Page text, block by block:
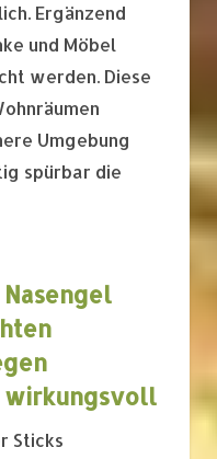
Ergänzend
und Möbel
werden. Diese
Umgebung
spürbar die
wirkungsvoll
Sticks